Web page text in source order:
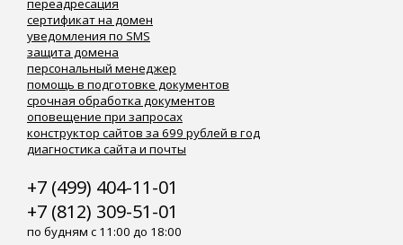
переадресация
сертификат на домен
уведомления по SMS
защита домена
персональный менеджер
помощь в подготовке документов
срочная обработка документов
оповещение при запросах
конструктор сайтов за 699 рублей в год
диагностика сайта и почты
+7 (499) 404-11-01
+7 (812) 309-51-01
по будням с 11:00 до 18:00